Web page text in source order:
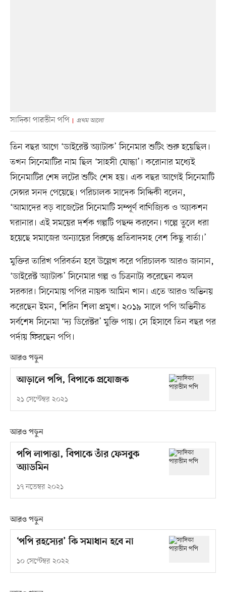
সাদিকা পারভীন পপি প্রথম আলো
তিন বছর আগে ‘ডাইরেক্ট অ্যাটাক’ সিনেমার শুটিং শুরু হয়েছিল।
তখন সিনেমাটির নাম ছিল ‘সাহসী যোদ্ধা’। করোনার মধ্যেই
সিনেমাটির শেষ লটের শুটিং শেষ হয়। এক বছর আগেই সিনেমাটি
সেন্সর সনদ পেয়েছে। পরিচালক সাদেক সিদ্দিকী বলেন,
‘আমাদের বড় বাজেটের সিনেমাটি সম্পূর্ণ বাণিজ্যিক ও অ্যাকশন
ঘরানার। এই সময়ের দর্শক গল্পটি পছন্দ করবেন। গল্পে তুলে ধরা
হয়েছে সমাজের অন্যায়ের বিরুদ্ধে প্রতিবাদসহ বেশ কিছু বার্তা।’
মুক্তির তারিখ পরিবর্তন হবে উল্লেখ করে পরিচালক আরও জানান,
‘ডাইরেক্ট অ্যাটাক’ সিনেমার গল্প ও চিত্রনাট্য করেছেন কমল
সরকার। সিনেমায় পপির নায়ক আমিন খান। এতে আরও অভিনয়
করেছেন ইমন, শিরিন শিলা প্রমুখ। ২০১৯ সালে পপি অভিনীত
সর্বশেষ সিনেমা ‘দ্য ডিরেক্টর’ মুক্তি পায়। সে হিসাবে তিন বছর পর
পর্দায় ফিরছেন পপি।
আরও পড়ুন
আড়ালে পপি, বিপাকে প্রযোজক
২১ সেপ্টেম্বর ২০২১
আরও পড়ুন
পপি লাপাত্তা, বিপাকে তাঁর ফেসবুক
অ্যাডমিন
১৭ নভেম্বর ২০২১
আরও পড়ুন
‘পপি রহস্যের’ কি সমাধান হবে না
১০ সেপ্টেম্বর ২০২২